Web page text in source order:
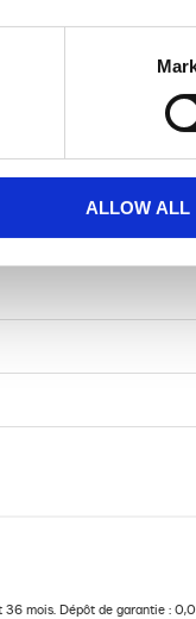
ALLOW ALL
36 mois. Dépôt de garantie :